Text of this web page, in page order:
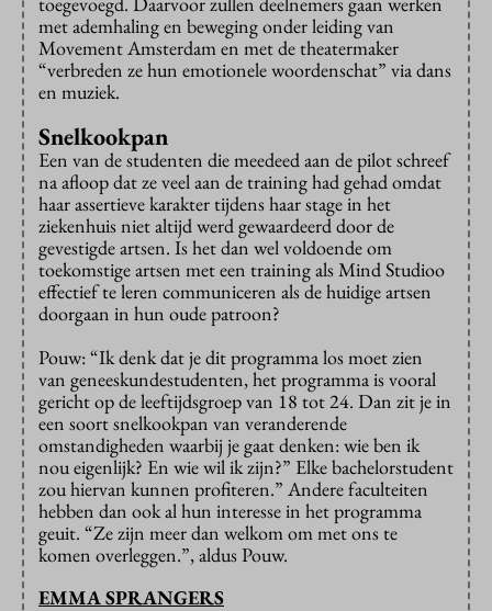
met ademhaling en beweging onder leiding van
Movement Amsterdam en met de theatermaker
“verbreden ze hun emotionele woordenschat” via dans
en muziek.
Snelkookpan
Een van de studenten die meedeed aan de pilot schreef
na afloop dat ze veel aan de training had gehad omdat
haar assertieve karakter tijdens haar stage in het
ziekenhuis niet altijd werd gewaardeerd door de
gevestigde artsen. Is het dan wel voldoende om
toekomstige artsen met een training als Mind Studioo
effectief te leren communiceren als de huidige artsen
doorgaan in hun oude patroon?
Pouw: “Ik denk dat je dit programma los moet zien
van geneeskundestudenten, het programma is vooral
gericht op de leeftijdsgroep van 18 tot 24. Dan zit je in
een soort snelkookpan van veranderende
omstandigheden waarbij je gaat denken: wie ben ik
nou eigenlijk? En wie wil ik zijn?” Elke bachelorstudent
zou hiervan kunnen profiteren.” Andere faculteiten
hebben dan ook al hun interesse in het programma
geuit. “Ze zijn meer dan welkom om met ons te
komen overleggen.”, aldus Pouw.
EMMA SPRANGERS